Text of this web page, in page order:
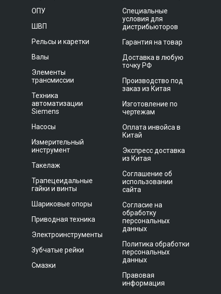
ОПУ
ШВП
Рельсы и каретки
Валы
Элементы
трансмиссии
Техника
автоматизации
Siemens
Насосы
Измерительный
инструмент
Такелаж
Трапецеидальные
гайки и винты
Шариковые опоры
Приводная техника
Электроинструменты
Зубчатые рейки
Смазки
Специальные
условия для
дистрибьюторов
Гарантия на товар
Доставка в любую
точку РФ
Производство под
заказ из Китая
Изготовление по
чертежам
Оплата инвойса в
Китай
Экспресс доставка
из Китая
Соглашение об
использовании
сайта
Согласие на
обработку
персональных
данных
Политика обработки
персональных
данных
Правовая
информация